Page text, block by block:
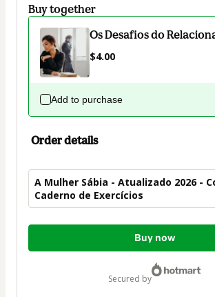
Buy together
Os Desafios do
$4.00
Add to purchase
Order details
A Mulher Sábia - Atualizado 2026 -
Caderno de Exercícios
Total
Buy now
secured by